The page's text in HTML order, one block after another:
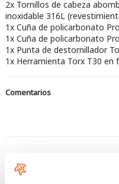
2x Tornillos de cabeza
inoxidable 316L
1x Cuña de policarbonato
1x Cuña de policarbonato
1x Punta de destornillador
1x Herramienta Torx T30 en
Comentarios